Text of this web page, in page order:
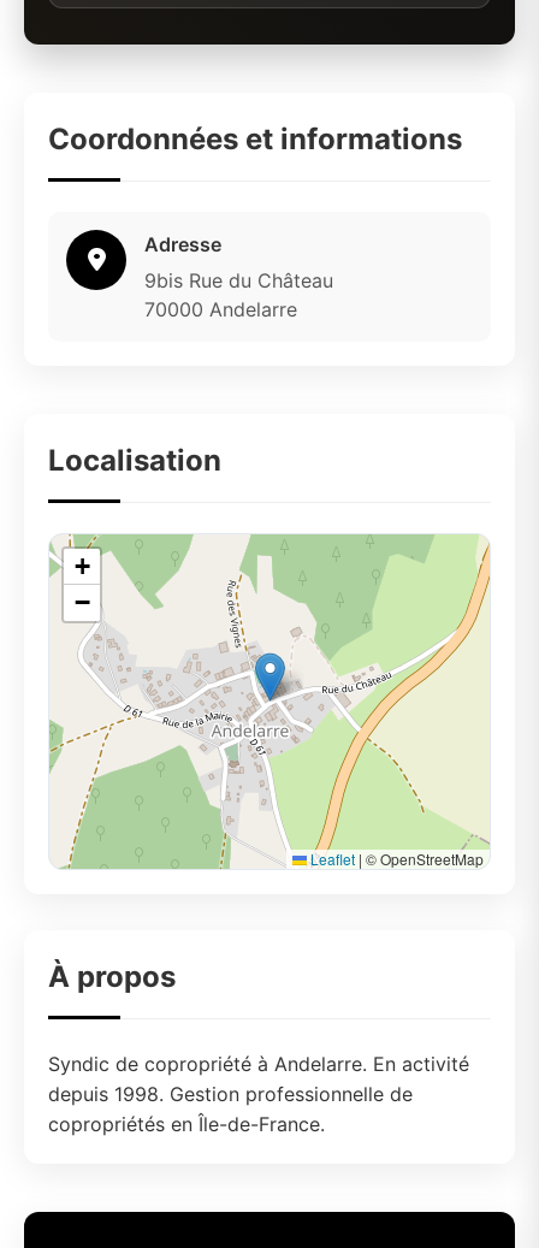
Coordonnées et informations
Adresse
9bis Rue du Château
70000 Andelarre
Localisation
+
−
Leaflet | © OpenStreetMap
À propos
Syndic de copropriété à Andelarre. En activité
depuis 1998. Gestion professionnelle de
copropriétés en Île-de-France.